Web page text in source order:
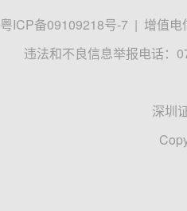
粤ICP备09109218号-7 | 增值电
违法和不良信息举报电话：
深圳